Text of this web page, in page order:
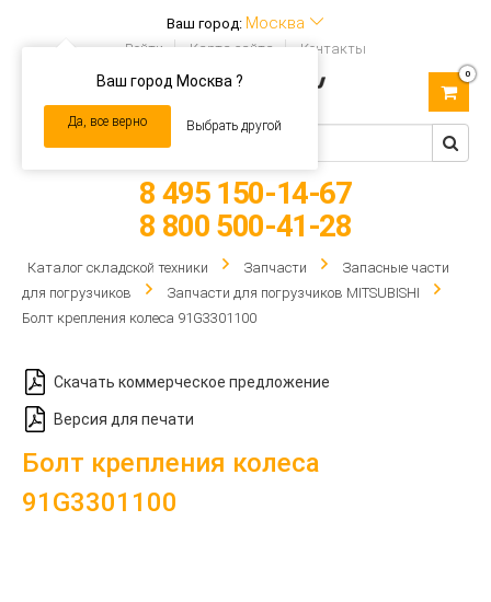
Ваш город: Москва
Ваш город Москва ?
Да, все верно Выбрать другой
Войти Карта сайта Контакты
navigation
0
8 495 150-14-67
8 800 500-41-28
Каталог складской техники Запчасти
Запасные части
для погрузчиков
Запчасти для погрузчиков MITSUBISHI
Болт крепления колеса 91G3301100
Скачать коммерческое предложение
Версия для печати
Болт крепления колеса
91G3301100